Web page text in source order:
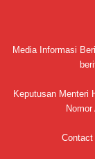
Media Informasi
Keputusan Menteri
Nomor
Contact